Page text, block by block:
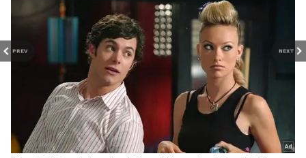
PREV NEXT
போது ஏற்பட்ட திடீர் மாரடைப்பு..! சல்மான்
கானை சோகத்தில் ஆழ்த்திய மரணம்..!